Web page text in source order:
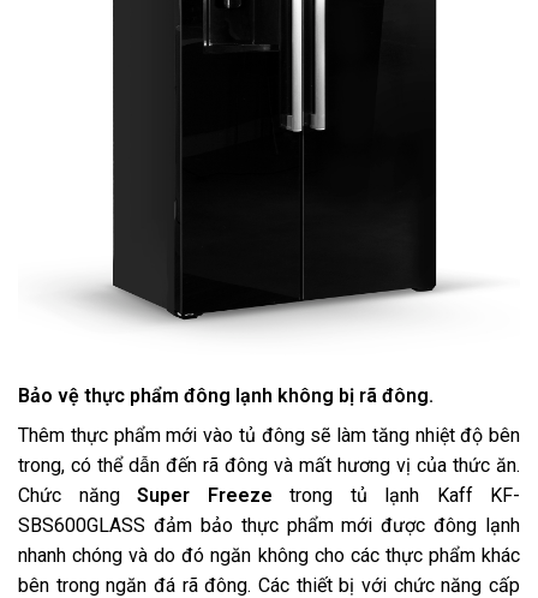
Bảo vệ thực phẩm đông lạnh không bị rã đông.
Thêm thực phẩm mới vào tủ đông sẽ làm tăng nhiệt độ bên
trong, có thể dẫn đến rã đông và mất hương vị của thức ăn.
Chức năng Super Freeze trong tủ lạnh Kaff KF-
SBS600GLASS đảm bảo thực phẩm mới được đông lạnh
nhanh chóng và do đó ngăn không cho các thực phẩm khác
bên trong ngăn đá rã đông. Các thiết bị với chức năng cấp